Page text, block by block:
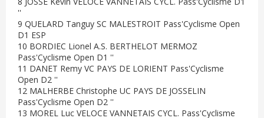
''
9 QUELARD Tanguy SC MALESTROIT Pass'Cyclisme Open
D1 ESP
10 BORDIEC Lionel A.S. BERTHELOT MERMOZ
Pass'Cyclisme Open D1 ''
11 DANET Remy VC PAYS DE LORIENT Pass'Cyclisme
Open D2 ''
12 MALHERBE Christophe UC PAYS DE JOSSELIN
Pass'Cyclisme Open D2 ''
13 MOREL Luc VELOCE VANNETAIS CYCL. Pass'Cyclisme